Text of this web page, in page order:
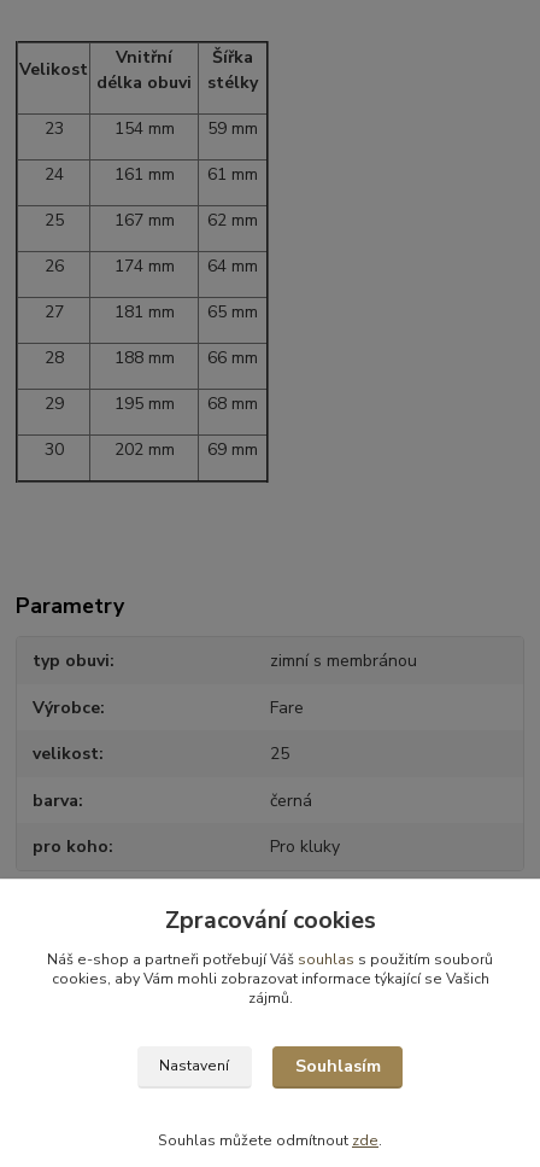
Velikost
Vnitřní
délka obuvi
Šířka
stélky
23
154 mm
59 mm
24
161 mm
61 mm
25
167 mm
62 mm
26
174 mm
64 mm
27
181 mm
65 mm
28
188 mm
66 mm
29
195 mm
68 mm
30
202 mm 69 mm
Parametry
typ obuvi zimní s membránou
Výrobce Fare
velikost 25
barva černá
pro koho Pro kluky
Zboží zařazeno v kategoriích
Obuv zimní
Zpracování cookies
Náš e-shop a partneři potřebují Váš souhlas s použitím souborů
cookies, aby Vám mohli zobrazovat informace týkající se Vašich
zájmů.
Nastavení Souhlasím
Souhlas můžete odmítnout zde.